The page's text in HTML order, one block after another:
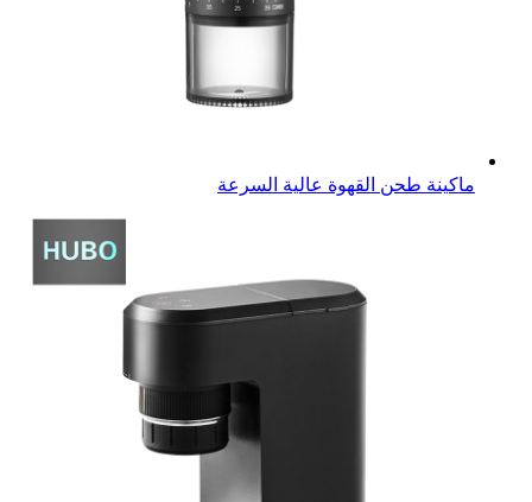
ماكينة طحن القهوة عالية السرعة